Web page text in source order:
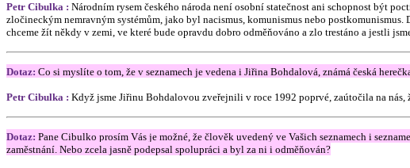
Petr Cibulka : Národním rysem českého národa není osobní statečnost ani schopnost být
zločineckým nemravným systémům, jako byl nacismus, komunismus nebo
chceme žít někdy v zemi, ve které bude opravdu dobro odměňováno a zlo trestáno a jestli
Dotaz: Co si myslíte o tom, že v seznamech je vedena i Jiřina Bohdalová, známá česká
Petr Cibulka : Když jsme Jiřinu Bohdalovou zveřejnili v roce 1992 poprvé, zaútočila na
Dotaz: Pane Cibulko prosím Vás je možné, že člověk uvedený ve Vašich seznamech i
zaměstnání. Nebo zcela jasně podepsal spolupráci a byl za ni i odměňován?